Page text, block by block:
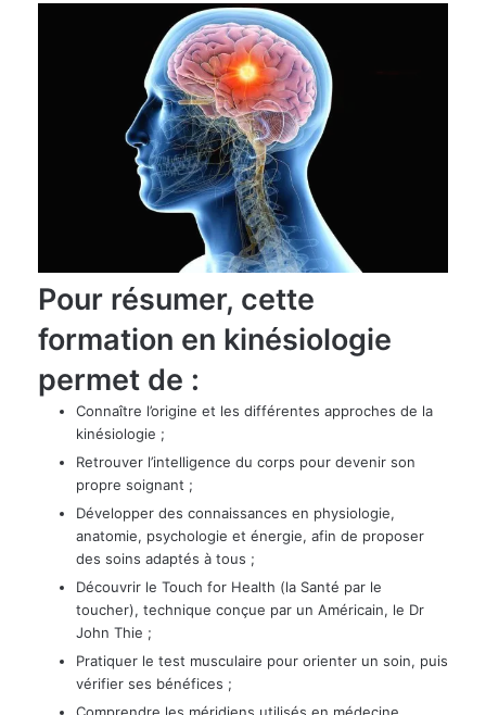
Pour résumer, cette
formation en kinésiologie
permet de :
Connaître l’origine et les différentes approches de la
kinésiologie ;
​​Retrouver l’intelligence du corps pour devenir son
propre soignant ;
​​Développer des connaissances en physiologie,
anatomie, psychologie et énergie, afin de proposer
des soins adaptés à tous ;
​​Découvrir le Touch for Health (la Santé par le
toucher), technique conçue par un Américain, le Dr
John Thie ;
​​Pratiquer le test musculaire pour orienter un soin, puis
vérifier ses bénéfices ;